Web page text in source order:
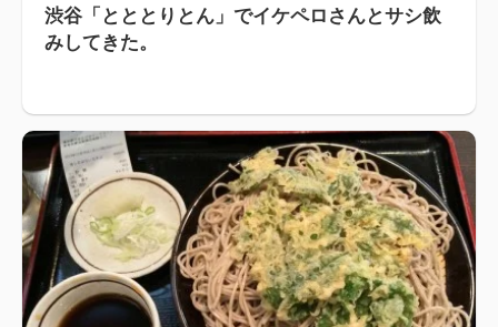
渋谷「とととりとん」でイケペロさんとサシ飲
みしてきた。